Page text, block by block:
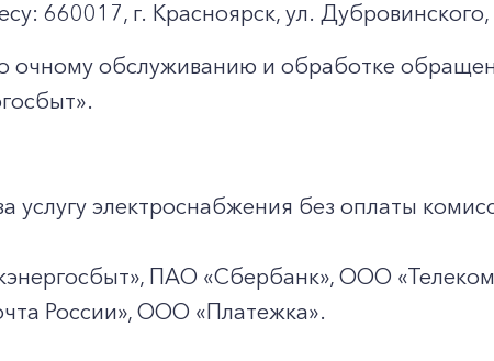
660017, г. Красноярск, ул.
очному обслуживанию и обработке
услугу электроснабжения без оплаты
ПАО «Сбербанк», ООО
России», ООО «Платежка».